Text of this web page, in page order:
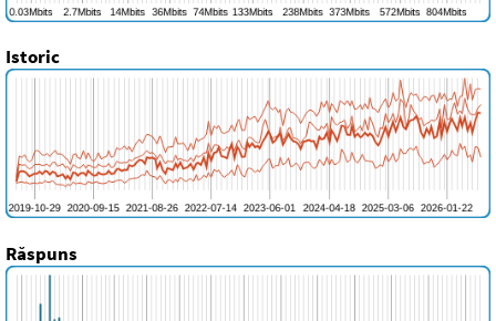
Istoric
Răspuns